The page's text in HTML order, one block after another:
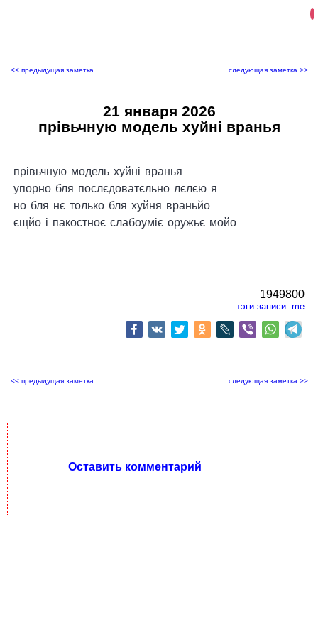
<< предыдущая заметка следующая заметка >>
21 января 2026
прівьчную модель хуйні вранья
прівьчную модель хуйні вранья
упорно бля послєдоватєльно лєлєю я
но бля нє только бля хуйня враньйо
єщйо і пакостноє слабоуміє оружьє мойо
1949800
тэги записи: me
<< предыдущая заметка следующая заметка >>
Оставить комментарий